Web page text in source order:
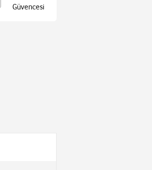
Güvencesi